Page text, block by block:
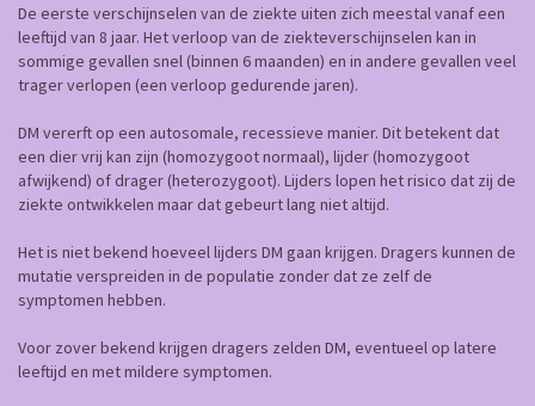
De eerste verschijnselen van de ziekte uiten zich meestal vanaf een
leeftijd van 8 jaar. Het verloop van de ziekteverschijnselen kan in
sommige gevallen snel (binnen 6 maanden) en in andere gevallen veel
trager verlopen (een verloop gedurende jaren).
DM vererft op een autosomale, recessieve manier. Dit betekent dat
een dier vrij kan zijn (homozygoot normaal), lijder (homozygoot
afwijkend) of drager (heterozygoot). Lijders lopen het risico dat zij de
ziekte ontwikkelen maar dat gebeurt lang niet altijd.
Het is niet bekend hoeveel lijders DM gaan krijgen. Dragers kunnen de
mutatie verspreiden in de populatie zonder dat ze zelf de
symptomen hebben.
Voor zover bekend krijgen dragers zelden DM, eventueel op latere
leeftijd en met mildere symptomen.